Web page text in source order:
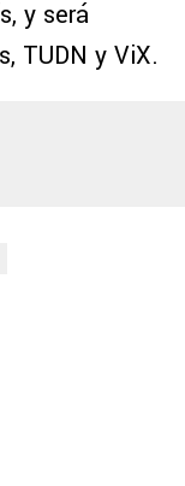
y será
TUDN y ViX.